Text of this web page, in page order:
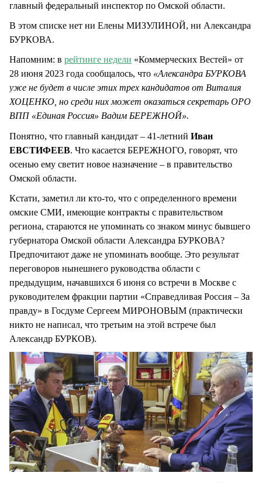
главный федеральный инспектор по Омской области.
В этом списке нет ни Елены МИЗУЛИНОЙ, ни Александра
БУРКОВА.
Напомним: в рейтинге недели «Коммерческих Вестей» от
28 июня 2023 года сообщалось, что «Александра БУРКОВА
уже не будет в числе этих трех кандидатов от Виталия
ХОЦЕНКО, но среди них может оказаться секретарь ОРО
ВПП «Единая Россия» Вадим БЕРЕЖНОЙ».
Понятно, что главный кандидат – 41-летний Иван
ЕВСТИФЕЕВ. Что касается БЕРЕЖНОГО, говорят, что
осенью ему светит новое назначение – в правительство
Омской области.
Кстати, заметил ли кто-то, что с определенного времени
омские СМИ, имеющие контракты с правительством
региона, стараются не упоминать со знаком минус бывшего
губернатора Омской области Александра БУРКОВА?
Предпочитают даже не упоминать вообще. Это результат
переговоров нынешнего руководства области с
предыдущим, начавшихся 6 июня со встречи в Москве с
руководителем фракции партии «Справедливая Россия – За
правду» в Госдуме Сергеем МИРОНОВЫМ (практически
никто не написал, что третьим на этой встрече был
Александр БУРКОВ).